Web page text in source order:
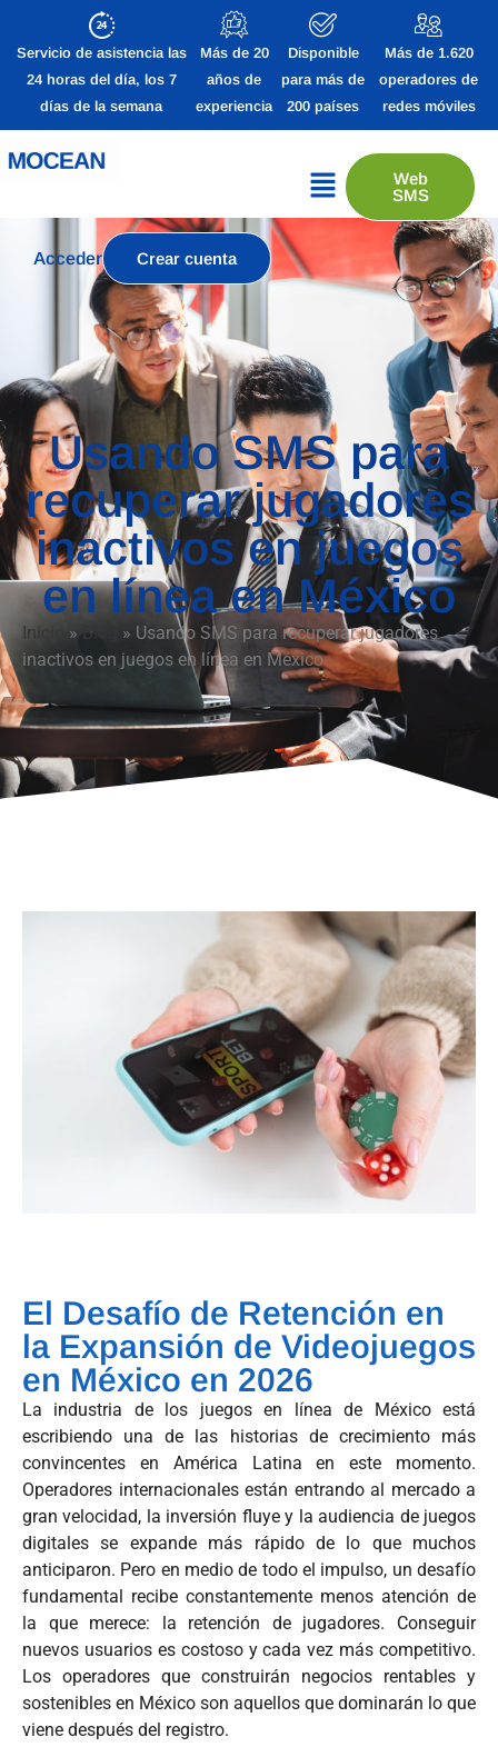
Servicio de asistencia las
24 horas del día, los 7
días de la semana
Más de 20
años de
experiencia
Disponible
para más de
200 países
Más de 1.620
operadores de
redes móviles
Web
SMS
Acceder Crear cuenta
Usando SMS para
recuperar jugadores
inactivos en juegos
en línea en México
Inicio »Blog » Usando SMS para recuperar jugadores
inactivos en juegos en línea en México
El Desafío de Retención en
la Expansión de Videojuegos
en México en 2026
La industria de los juegos en línea de México está
escribiendo una de las historias de crecimiento más
convincentes en América Latina en este momento.
Operadores internacionales están entrando al mercado a
gran velocidad, la inversión fluye y la audiencia de juegos
digitales se expande más rápido de lo que muchos
anticiparon. Pero en medio de todo el impulso, un desafío
fundamental recibe constantemente menos atención de
la que merece: la retención de jugadores. Conseguir
nuevos usuarios es costoso y cada vez más competitivo.
Los operadores que construirán negocios rentables y
sostenibles en México son aquellos que dominarán lo que
viene después del registro.